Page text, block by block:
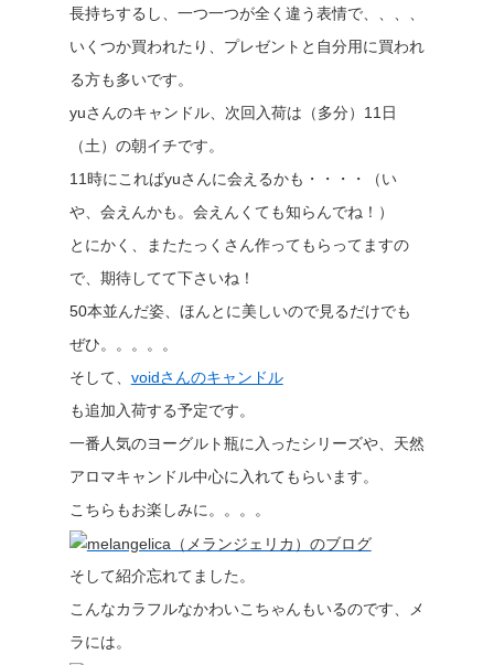
長持ちするし、一つ一つが全く違う表情で、、、、
いくつか買われたり、プレゼントと自分用に買われ
る方も多いです。
yuさんのキャンドル、次回入荷は（多分）11日
（土）の朝イチです。
11時にこればyuさんに会えるかも・・・・（い
や、会えんかも。会えんくても知らんでね！）
とにかく、またたっくさん作ってもらってますの
で、期待してて下さいね！
50本並んだ姿、ほんとに美しいので見るだけでも
ぜひ。。。。。
そして、 voidさんのキャンドル
も追加入荷する予定です。
一番人気のヨーグルト瓶に入ったシリーズや、天然
アロマキャンドル中心に入れてもらいます。
こちらもお楽しみに。。。。
そして紹介忘れてました。
こんなカラフルなかわいこちゃんもいるのです、メ
ラには。